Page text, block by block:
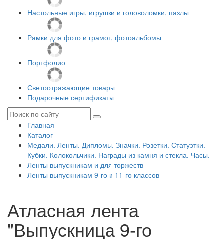
Настольные игры, игрушки и головоломки, пазлы
Рамки для фото и грамот, фотоальбомы
Портфолио
Светоотражающие товары
Подарочные сертификаты
Главная
Каталог
Медали. Ленты. Дипломы. Значки. Розетки. Статуэтки.
Кубки. Колокольчики. Награды из камня и стекла. Часы.
Ленты выпускникам и для торжеств
Ленты выпускникам 9-го и 11-го классов
Атласная лента
"Выпускница 9-го